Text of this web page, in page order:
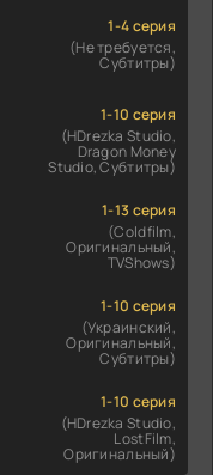
1-4 серия
(Не требуется,
Субтитры)
1-10 серия
(HDrezka Studio,
Dragon Money
Studio, Субтитры)
1-13 серия
(Coldfilm,
Оригинальный,
TVShows)
1-10 серия
(Украинский,
Оригинальный,
Субтитры)
1-10 серия
(HDrezka Studio,
LostFilm,
Оригинальный)